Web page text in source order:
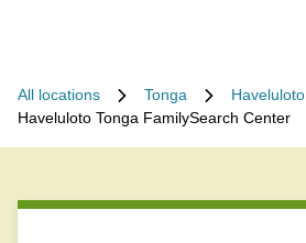
All locations Tonga
Haveluloto
Haveluloto Tonga FamilySearch Center